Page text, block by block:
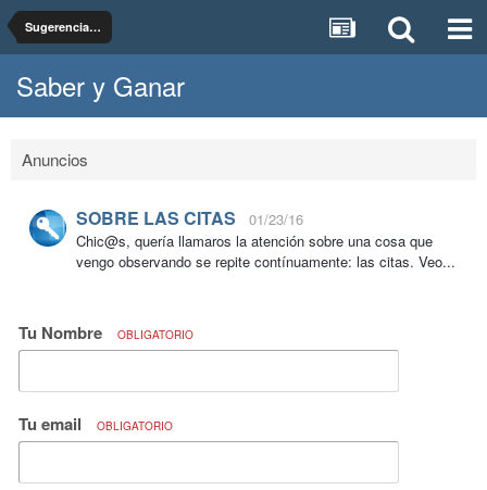
Sugerencias, dudas y pruebas del foro Saber y Ganar
Saber y Ganar
Anuncios
SOBRE LAS CITAS
01/23/16
Chic@s, quería llamaros la atención sobre una cosa que
vengo observando se repite contínuamente: las citas. Veo...
Tu Nombre OBLIGATORIO
Tu email OBLIGATORIO